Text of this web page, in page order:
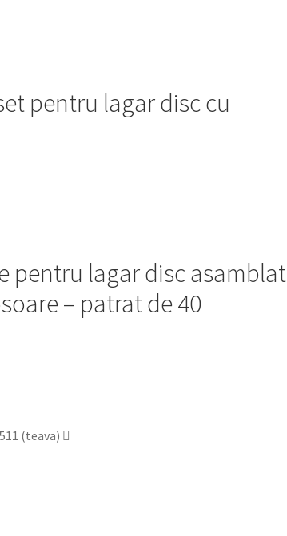
pentru lagar disc cu
pentru lagar disc asamblat
– patrat de 40
(teava)